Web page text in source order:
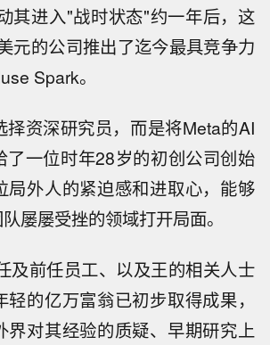
其进入"战时状态"约一年后，这
元的公司推出了迄今最具竞争力
Spark。
择资深研究员，而是将Meta的AI
了一位时年28岁的初创公司创始
局外人的紧迫感和进取心，能够
屡屡受挫的领域打开局面。
及前任员工、以及王的相关人士
的亿万富翁已初步取得成果，
界对其经验的质疑、早期研究上